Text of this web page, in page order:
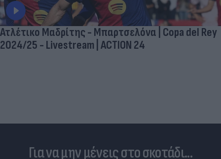
Ατλέτικο Μαδρίτης - Μπαρτσελόνα | Copa del Rey
2024/25 - Livestream | ACTION 24
Για να μην μένεις στο σκοτάδι...